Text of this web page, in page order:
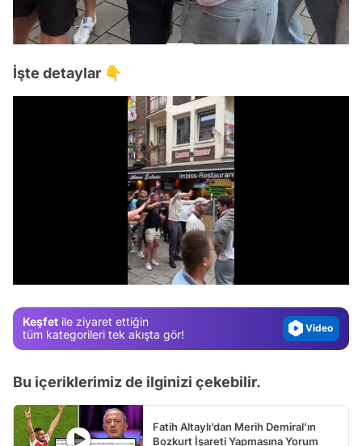
İşte detaylar 👇
Keşfet ile ziyaret ettiğin
tüm kategorileri tek akışta gör!
Test
Bu içeriklerimiz de ilginizi çekebilir.
Fatih Altaylı’dan Merih Demiral’ın
Bozkurt İşareti Yapmasına Yorum